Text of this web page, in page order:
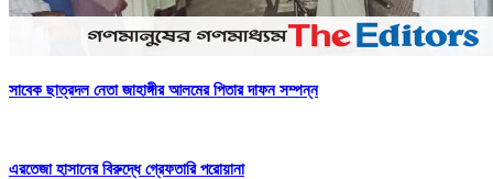
সাবেক ছাত্রদল নেতা জাহাঙ্গীর আলমের পিতার দাফন সম্পন্ন
এরতেজা হাসানের বিরুদ্ধে গ্রেফতারি পরোয়ানা